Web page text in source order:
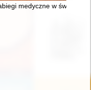
: monografia
medyczne w świetle